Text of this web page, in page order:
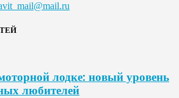
лодке: новый уровень
любителей